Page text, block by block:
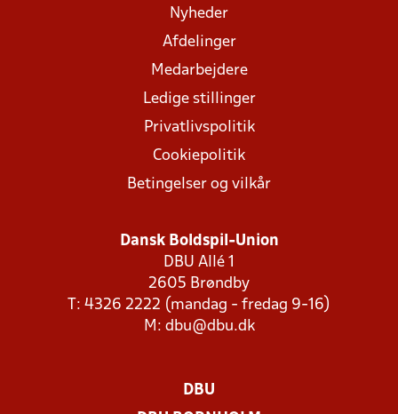
Nyheder
Afdelinger
Medarbejdere
Ledige stillinger
Privatlivspolitik
Cookiepolitik
Betingelser og vilkår
Dansk Boldspil-Union
DBU Allé 1
2605 Brøndby
T: 4326 2222 (mandag - fredag 9-16)
M: dbu@dbu.dk
DBU